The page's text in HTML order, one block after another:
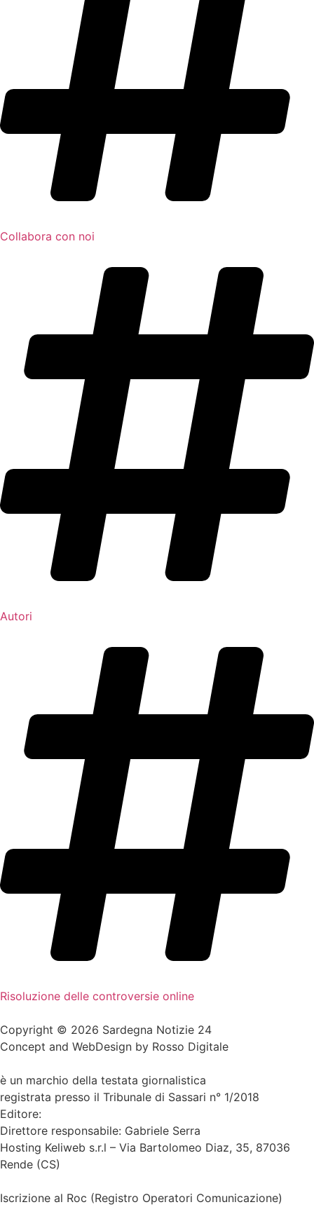
Collabora con noi
Autori
Risoluzione delle controversie online
Copyright © 2026 Sardegna Notizie 24
Concept and WebDesign by Rosso Digitale
è un marchio della testata giornalistica
registrata presso il Tribunale di Sassari n° 1/2018
Editore:
Direttore responsabile: Gabriele Serra
Hosting Keliweb s.r.l – Via Bartolomeo Diaz, 35, 87036
Rende (CS)
Iscrizione al Roc (Registro Operatori Comunicazione)